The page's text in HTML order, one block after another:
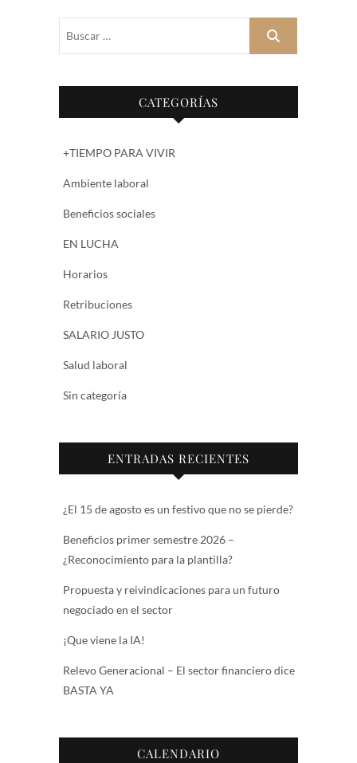
Buscar
CATEGORÍAS
+TIEMPO PARA VIVIR
Ambiente laboral
Beneficios sociales
EN LUCHA
Horarios
Retribuciones
SALARIO JUSTO
Salud laboral
Sin categoría
ENTRADAS RECIENTES
¿El 15 de agosto es un festivo que no se pierde?
Beneficios primer semestre 2026 –
¿Reconocimiento para la plantilla?
Propuesta y reivindicaciones para un futuro
negociado en el sector
¡Que viene la IA!
Relevo Generacional – El sector financiero dice
BASTA YA
CALENDARIO